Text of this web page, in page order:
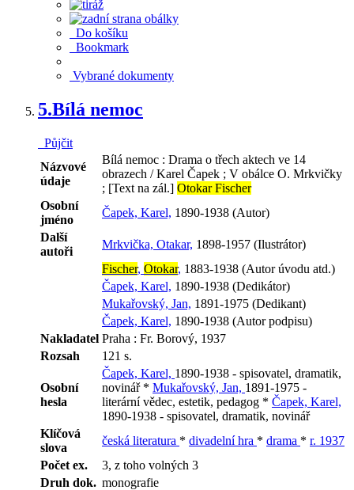
Do košíku
Bookmark
Vybrané dokumenty
5.Bílá nemoc
Půjčit
Názvové
údaje
Bílá nemoc : Drama o třech aktech ve 14
obrazech / Karel Čapek ; V obálce O. Mrkvičky
; [Text na zál.] Otokar Fischer
Osobní
jméno
Čapek, Karel, 1890-1938 (Autor)
Další
autoři
Mrkvička, Otakar, 1898-1957 (Ilustrátor)
Fischer, Otokar, 1883-1938 (Autor úvodu atd.)
Čapek, Karel, 1890-1938 (Dedikátor)
Mukařovský, Jan, 1891-1975 (Dedikant)
Čapek, Karel, 1890-1938 (Autor podpisu)
Nakladatel Praha : Fr. Borový, 1937
Rozsah
121 s.
Osobní
hesla
Čapek, Karel, 1890-1938 - spisovatel, dramatik,
novinář * Mukařovský, Jan, 1891-1975 -
literární vědec, estetik, pedagog * Čapek, Karel,
1890-1938 - spisovatel, dramatik, novinář
Klíčová
slova
česká literatura * divadelní hra * drama * r. 1937
Počet ex.
3, z toho volných 3
Druh dok. monografie